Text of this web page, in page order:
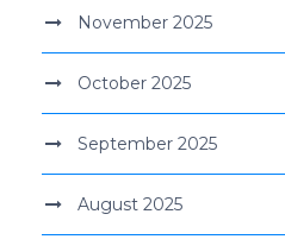
November 2025
October 2025
September 2025
August 2025